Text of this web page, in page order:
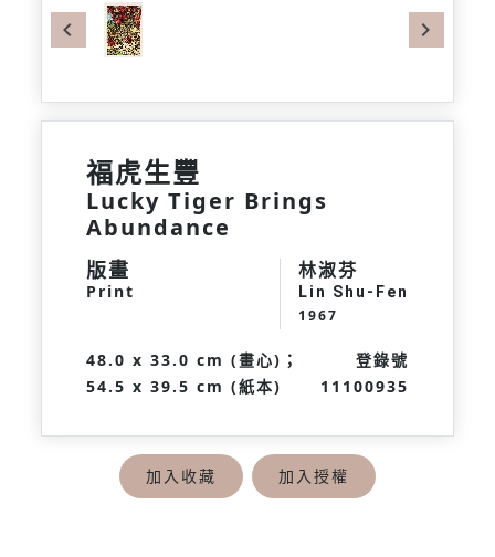
Previous
福虎生豐
Lucky Tiger Brings
Abundance
版畫
Print
林淑芬
Lin Shu-Fen
1967
48.0 x 33.0 cm (畫心)；
54.5 x 39.5 cm (紙本)
登錄號
11100935
加入收藏 加入授權